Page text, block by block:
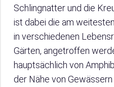
Schlingnatter und die
ist dabei die am
in verschiedenen
Gärten, angetroffen
hauptsächlich von
der Nähe von